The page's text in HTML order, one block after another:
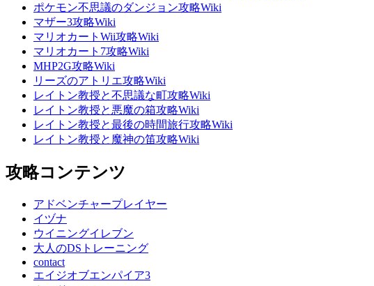
ポケモン不思議のダンジョン攻略Wiki
マザー3攻略Wiki
マリオカートWii攻略Wiki
マリオカート7攻略Wiki
MHP2G攻略Wiki
リーズのアトリエ攻略Wiki
レイトン教授と不思議な町攻略Wiki
レイトン教授と悪魔の箱攻略Wiki
レイトン教授と最後の時間旅行攻略Wiki
レイトン教授と魔神の笛攻略Wiki
攻略コンテンツ
アドベンチャープレイヤー
イヅナ
ウイニングイレブン
大人のDSトレーニング
contact
エイジオブエンパイア3